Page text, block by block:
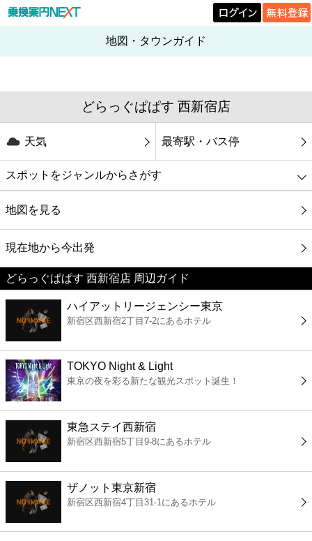
地図・タウンガイド
どらっぐぱぱす 西新宿店
天気 最寄駅・バス停
スポットをジャンルからさがす
グルメ
映画
美容
コンビニ
薬局
スーパー
エンタメ
レジャー
書店
地図を見る
現在地から今出発
どらっぐぱぱす 西新宿店 周辺ガイド
ハイアットリージェンシー東京
新宿区西新宿2丁目7-2にあるホテル
TOKYO Night & Light
東京の夜を彩る新たな観光スポット誕生！
東急ステイ西新宿
新宿区西新宿5丁目9-8にあるホテル
ザノット東京新宿
新宿区西新宿4丁目31-1にあるホテル